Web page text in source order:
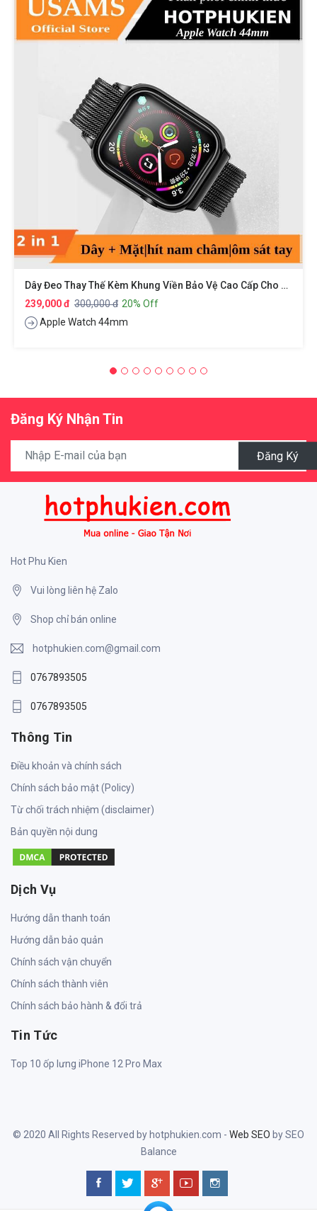
Dây Đeo Thay Thế Kèm Khung Viền Bảo Vệ Cao Cấp Cho Apple Watch 44mm Hiệu Usams
239,000 đ 300,000 đ 20% Off
Apple Watch 44mm
Đăng Ký Nhận Tin
Đăng Ký
Hot Phu Kien
Vui lòng liên hệ Zalo
Shop chỉ bán online
hotphukien.com@gmail.com
0767893505
0767893505
Thông Tin
Điều khoản và chính sách
Chính sách bảo mật (Policy)
Từ chối trách nhiệm (disclaimer)
Bản quyền nội dung
Dịch Vụ
Hướng dẫn thanh toán
Hướng dẫn bảo quản
Chính sách vận chuyển
Chính sách thành viên
Chính sách bảo hành & đổi trả
Tin Tức
Top 10 ốp lưng iPhone 12 Pro Max
© 2020 All Rights Reserved by hotphukien.com - Web SEO by SEO
Balance